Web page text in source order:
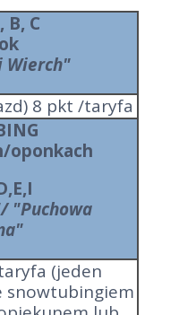
B, C
Wierch"
8 pkt /taryfa
oponkach
"Puchowa
(jeden
snowtubingiem